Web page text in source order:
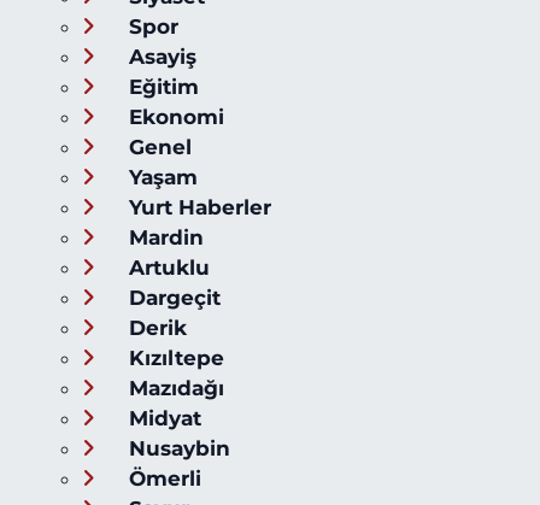
Spor
Asayiş
Eğitim
Ekonomi
Genel
Yaşam
Yurt Haberler
Mardin
Artuklu
Dargeçit
Derik
Kızıltepe
Mazıdağı
Midyat
Nusaybin
Ömerli